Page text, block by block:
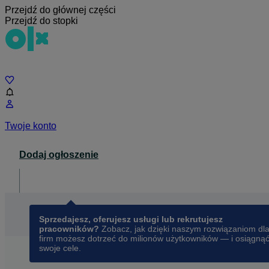
Przejdź do głównej części
Przejdź do stopki
Twoje konto
Dodaj ogłoszenie
Sprzedajesz, oferujesz usługi lub rekrutujesz
pracowników? Zobacz, jak dzięki naszym rozwiązaniom dla
firm możesz dotrzeć do milionów użytkowników — i osiągnąć
swoje cele.